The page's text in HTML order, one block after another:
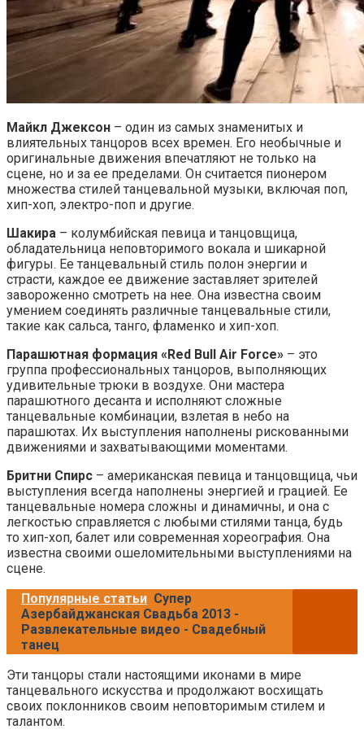
Майкл Джексон – один из самых знаменитых и
влиятельных танцоров всех времен. Его необычные и
оригинальные движения впечатляют не только на
сцене, но и за ее пределами. Он считается пионером
множества стилей танцевальной музыки, включая поп,
хип-хоп, электро-поп и другие.
Шакира – колумбийская певица и танцовщица,
обладательница неповторимого вокала и шикарной
фигуры. Ее танцевальный стиль полон энергии и
страсти, каждое ее движение заставляет зрителей
завороженно смотреть на нее. Она известна своим
умением соединять различные танцевальные стили,
такие как сальса, танго, фламенко и хип-хоп.
Парашютная формация «Red Bull Air Force» – это
группа профессиональных танцоров, выполняющих
удивительные трюки в воздухе. Они мастера
парашютного десанта и исполняют сложные
танцевальные комбинации, взлетая в небо на
парашютах. Их выступления наполнены рискованными
движениями и захватывающими моментами.
Бритни Спирс – американская певица и танцовщица, чьи
выступления всегда наполнены энергией и грацией. Ее
танцевальные номера сложны и динамичны, и она с
легкостью справляется с любыми стилями танца, будь
то хип-хоп, балет или современная хореография. Она
известна своими ошеломительными выступлениями на
сцене.
Популярные статьи Супер
Азербайджанская Свадьба 2013 -
Развлекательные видео - Свадебный
танец
Эти танцоры стали настоящими иконами в мире
танцевального искусства и продолжают восхищать
своих поклонников своим неповторимым стилем и
талантом.